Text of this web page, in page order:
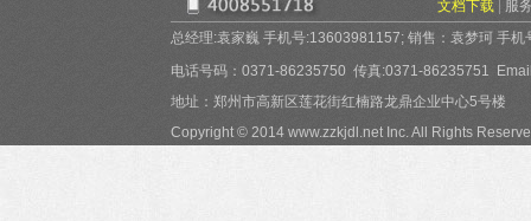
文档下载
服
总经理:袁家巍 手机号:13603981157; 销售：袁梦珂 手
电话号码：0371-86235750 传真:0371-86235751
地址：郑州市高新区莲花街红楠路龙鼎企业中心5号楼
Copyright © 2014 www.zzkjdl.net Inc. All Rights